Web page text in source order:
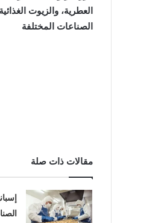
العطرية، والزيوت
الصناعات المختلفة
مقالات ذات صلة